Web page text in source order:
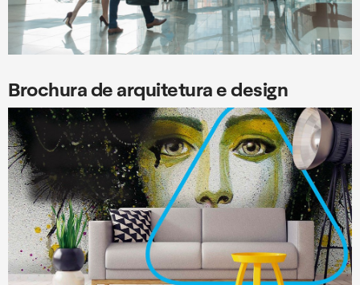
Brochura de arquitetura e design